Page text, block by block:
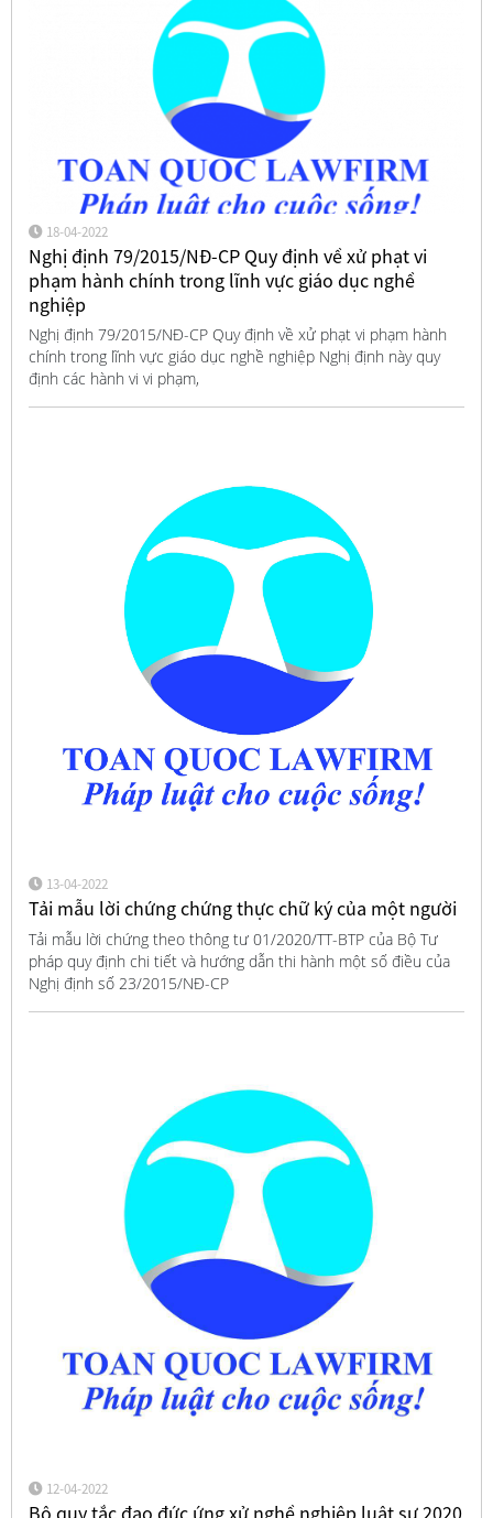
18-04-2022
Nghị định 79/2015/NĐ-CP Quy định về xử phạt vi
phạm hành chính trong lĩnh vực giáo dục nghề
nghiệp
Nghị định 79/2015/NĐ-CP Quy định về xử phạt vi phạm hành
chính trong lĩnh vực giáo dục nghề nghiệp Nghị định này quy
định các hành vi vi phạm,
13-04-2022
Tải mẫu lời chứng chứng thực chữ ký của một người
Tải mẫu lời chứng theo thông tư 01/2020/TT-BTP của Bộ Tư
pháp quy định chi tiết và hướng dẫn thi hành một số điều của
Nghị định số 23/2015/NĐ-CP
12-04-2022
Bộ quy tắc đạo đức ứng xử nghề nghiệp luật sư 2020